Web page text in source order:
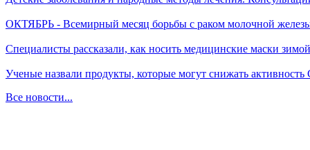
ОКТЯБРЬ - Всемирный месяц борьбы с раком молочной
Специалисты рассказали, как носить медицинские маски зимой
Ученые назвали продукты, которые могут снижать
Все новости...